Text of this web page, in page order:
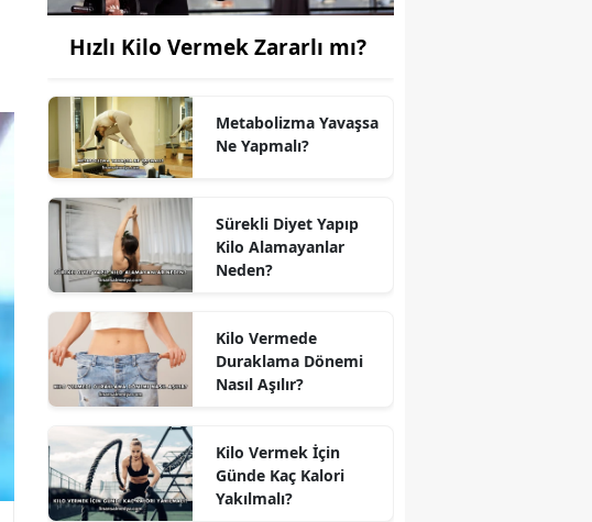
Hızlı Kilo Vermek Zararlı mı?
Metabolizma Yavaşsa
Ne Yapmalı?
Sürekli Diyet Yapıp
Kilo Alamayanlar
Neden?
Kilo Vermede
Duraklama Dönemi
Nasıl Aşılır?
Kilo Vermek İçin
Günde Kaç Kalori
Yakılmalı?